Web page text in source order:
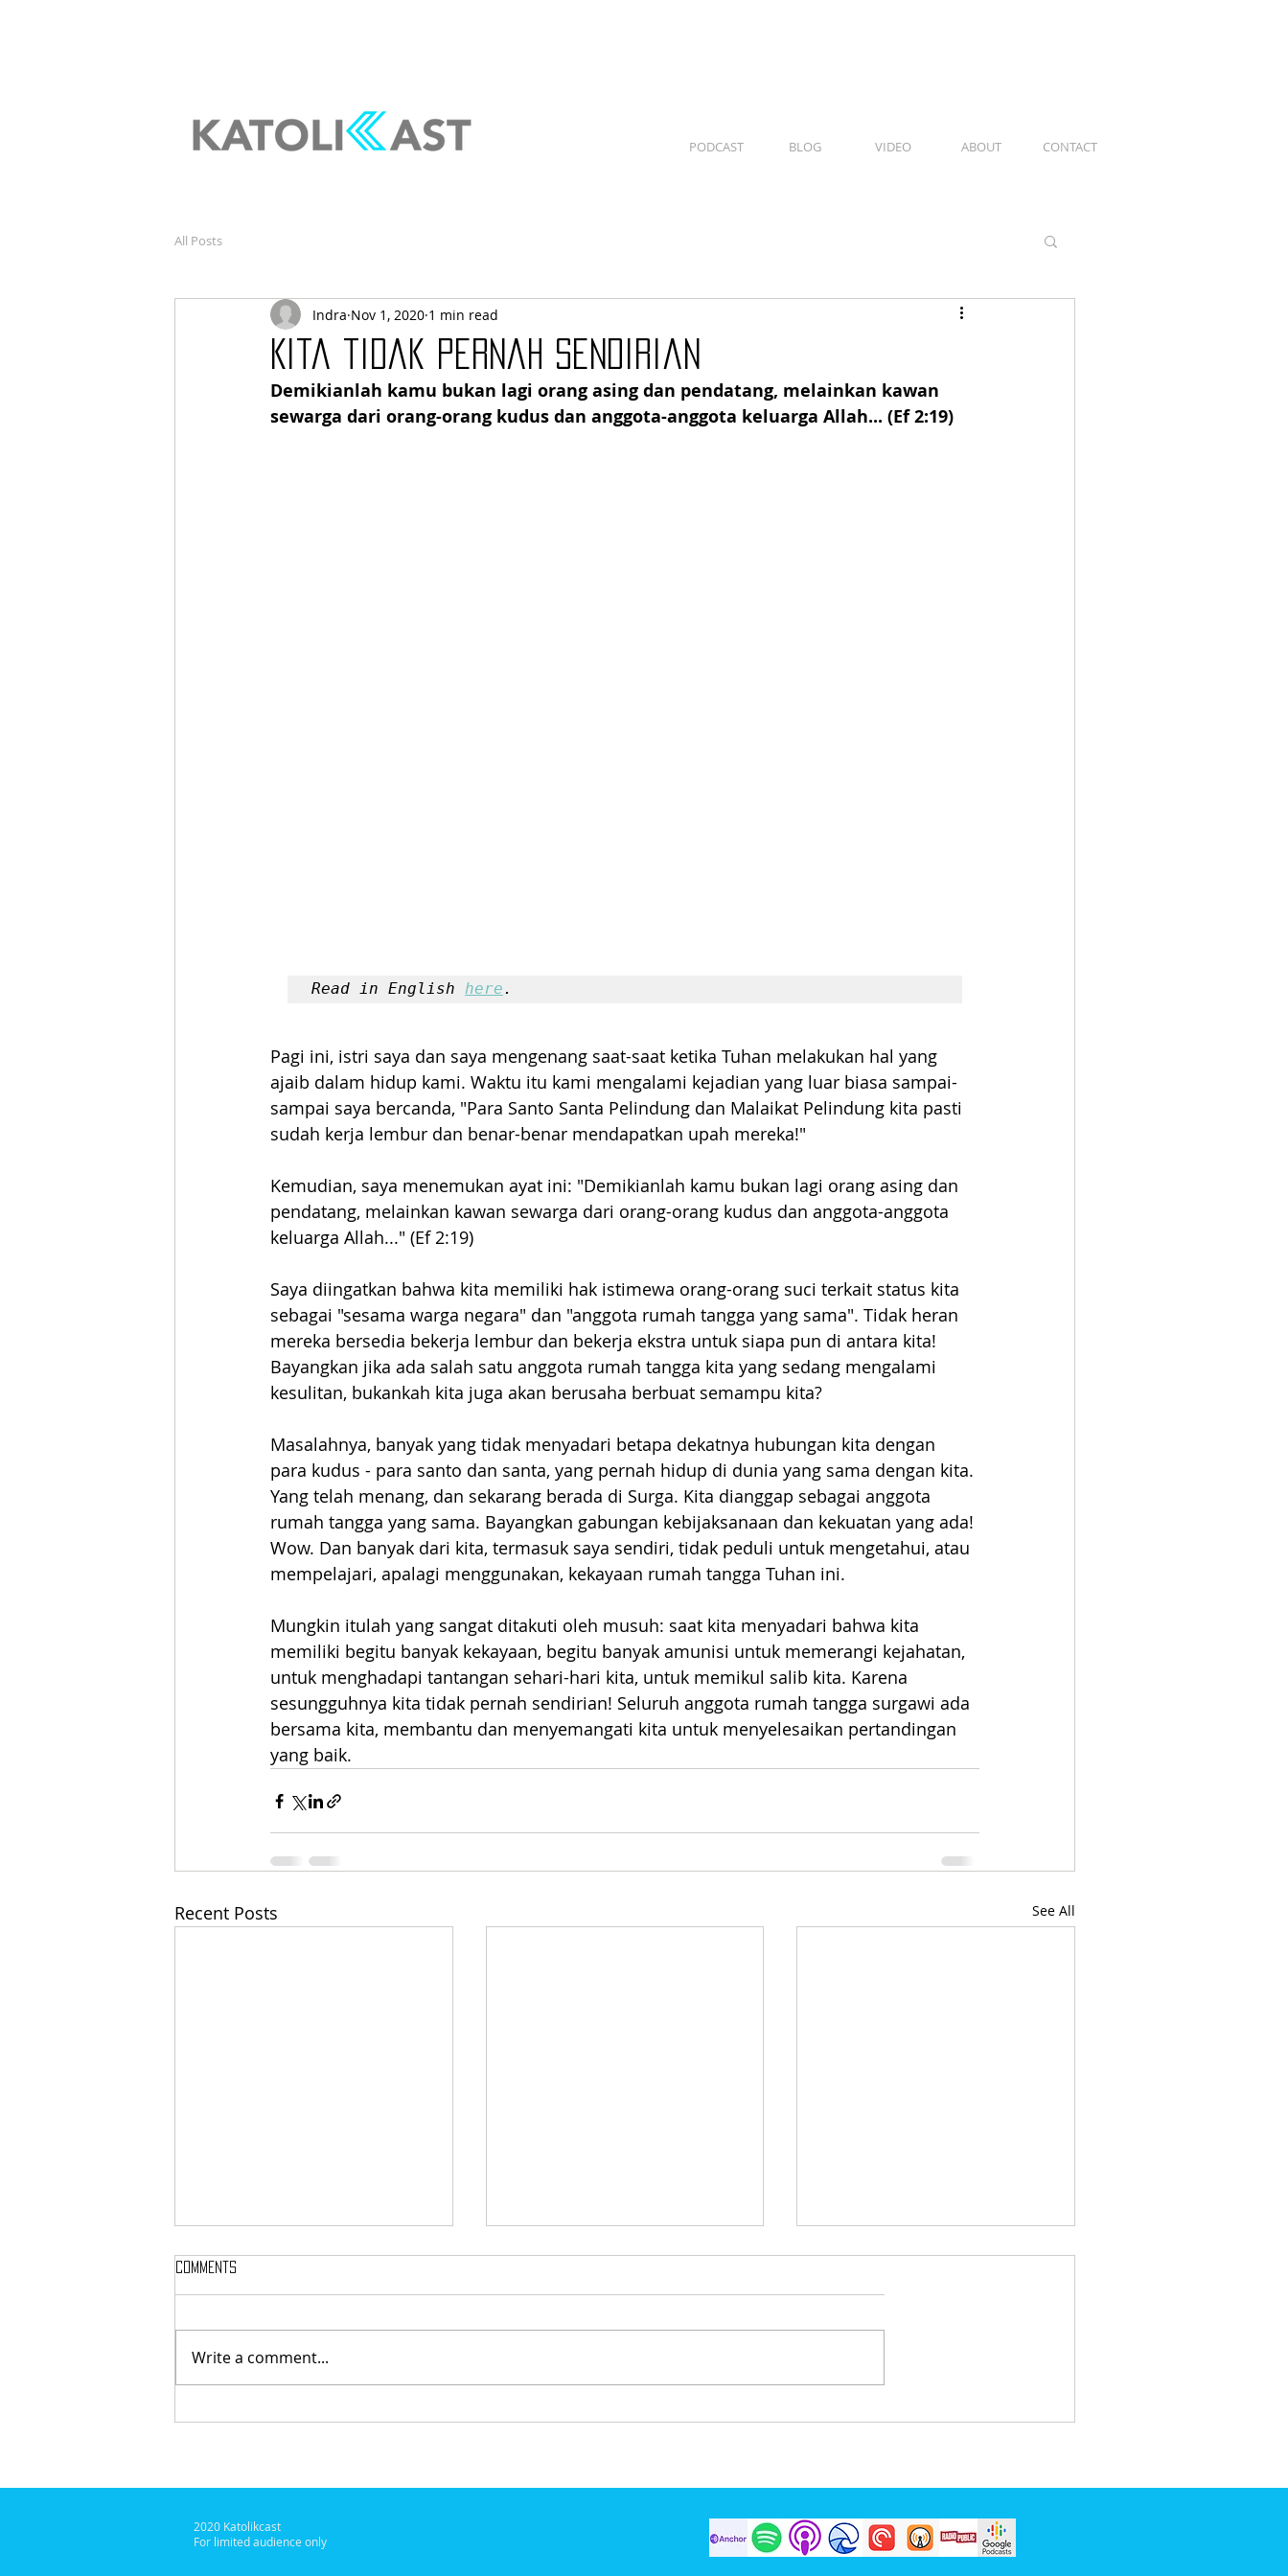
PODCAST BLOG VIDEO ABOUT CONTACT
All Posts
Kita tidak pernah sendirian
Indra Nov 1, 2020 1 min read
Demikianlah kamu bukan lagi orang asing dan pendatang, melainkan kawan
sewarga dari orang-orang kudus dan anggota-anggota keluarga Allah... (Ef 2:19)
Read in English here.
Pagi ini, istri saya dan saya mengenang saat-saat ketika Tuhan melakukan hal yang
ajaib dalam hidup kami. Waktu itu kami mengalami kejadian yang luar biasa sampai-
sampai saya bercanda, "Para Santo Santa Pelindung dan Malaikat Pelindung kita pasti
sudah kerja lembur dan benar-benar mendapatkan upah mereka!"
Kemudian, saya menemukan ayat ini: "Demikianlah kamu bukan lagi orang asing dan
pendatang, melainkan kawan sewarga dari orang-orang kudus dan anggota-anggota
keluarga Allah..." (Ef 2:19)
Saya diingatkan bahwa kita memiliki hak istimewa orang-orang suci terkait status kita
sebagai "sesama warga negara" dan "anggota rumah tangga yang sama". Tidak heran
mereka bersedia bekerja lembur dan bekerja ekstra untuk siapa pun di antara kita!
Bayangkan jika ada salah satu anggota rumah tangga kita yang sedang mengalami
kesulitan, bukankah kita juga akan berusaha berbuat semampu kita?
Masalahnya, banyak yang tidak menyadari betapa dekatnya hubungan kita dengan
para kudus - para santo dan santa, yang pernah hidup di dunia yang sama dengan kita.
Yang telah menang, dan sekarang berada di Surga. Kita dianggap sebagai anggota
rumah tangga yang sama. Bayangkan gabungan kebijaksanaan dan kekuatan yang ada!
Wow. Dan banyak dari kita, termasuk saya sendiri, tidak peduli untuk mengetahui, atau
mempelajari, apalagi menggunakan, kekayaan rumah tangga Tuhan ini.
Mungkin itulah yang sangat ditakuti oleh musuh: saat kita menyadari bahwa kita
memiliki begitu banyak kekayaan, begitu banyak amunisi untuk memerangi kejahatan,
untuk menghadapi tantangan sehari-hari kita, untuk memikul salib kita. Karena
sesungguhnya kita tidak pernah sendirian! Seluruh anggota rumah tangga surgawi ada
bersama kita, membantu dan menyemangati kita untuk menyelesaikan pertandingan
yang baik.
Recent Posts See All
Comments
Write a comment...
2020 Katolikcast
For limited audience only